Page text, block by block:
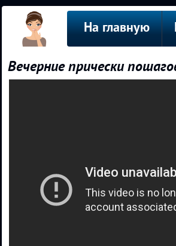
На главную
Вечерние прически